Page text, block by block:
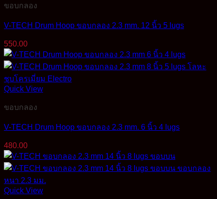
ขอบกลอง
V-TECH Drum Hoop ขอบกลอง 2.3 mm. 12 นิ้ว 5 lugs
550.00
Quick View
ขอบกลอง
V-TECH Drum Hoop ขอบกลอง 2.3 mm. 6 นิ้ว 4 lugs
480.00
Quick View